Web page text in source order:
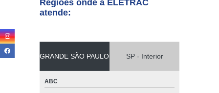
Regiões onde a ELETRAC
atende:
GRANDE SÃO PAULO SP - Interior
ABC